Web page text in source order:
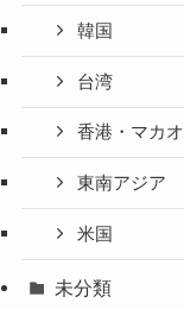
韓国
台湾
香港・マカオ
東南アジア
米国
未分類